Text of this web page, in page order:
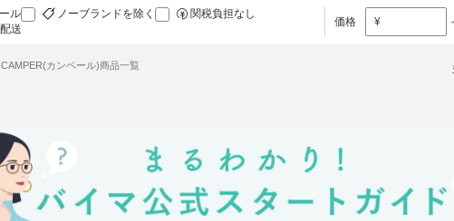
ル ノーブランドを除く
関税負担なし
送
価格 ¥
CAMPER(カンペール)商品一覧